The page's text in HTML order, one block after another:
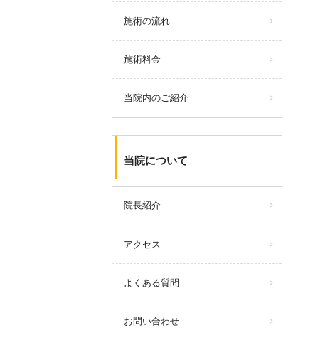
施術の流れ
施術料金
当院内のご紹介
当院について
院長紹介
アクセス
よくある質問
お問い合わせ